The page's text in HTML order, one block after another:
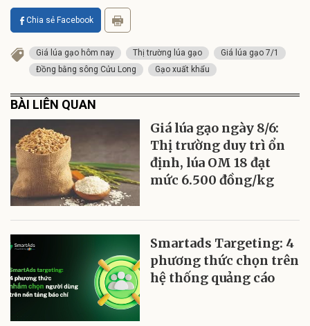
Chia sẻ Facebook
Giá lúa gạo hôm nay Thị trường lúa gạo
Giá lúa gạo 7/1
Đồng bằng sông Cửu Long
Gạo xuất khẩu
BÀI LIÊN QUAN
Giá lúa gạo ngày 8/6:
Thị trường duy trì ổn
định, lúa OM 18 đạt
mức 6.500 đồng/kg
Smartads Targeting: 4
phương thức chọn trên
hệ thống quảng cáo